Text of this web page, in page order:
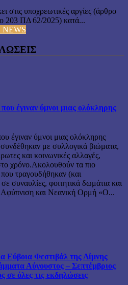
στις υποχρεωτικές αργίες (άρθρο
203 ΠΔ 62/2025) κατά...
NEWS
έγιναν ύμνοι μιας ολόκληρης
έγιναν ύμνοι μιας ολόκληρης
συνδέθηκαν με συλλογικά βιώματα,
και κοινωνικές αλλαγές,
χρόνο.Ακολουθούν τα πιο
τραγουδήθηκαν (και
συναυλίες, φοιτητικά δωμάτια και
Αφύπνιση και Νεανική Ορμή «Ο...
Εύβοια Φεστιβάλ της Λίμνης
Αύγουστος – Σεπτέμβριος
σε όλες τις εκδηλώσεις